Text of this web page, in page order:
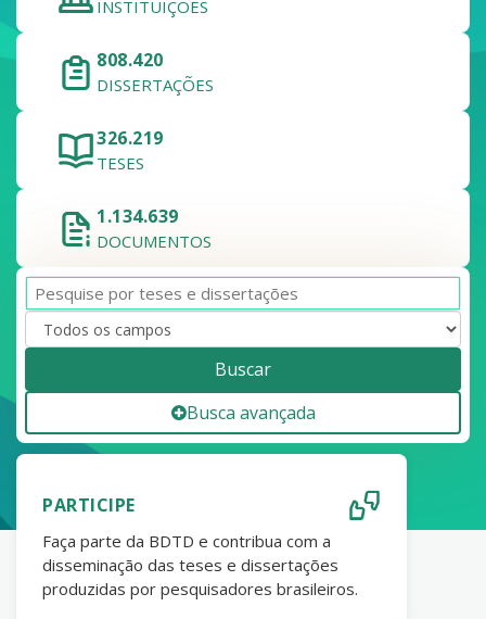
INSTITUIÇÕES
808.420
DISSERTAÇÕES
326.219
TESES
1.134.639
DOCUMENTOS
Buscar
Busca avançada
PARTICIPE
Faça parte da BDTD e contribua com a
disseminação das teses e dissertações
produzidas por pesquisadores brasileiros.